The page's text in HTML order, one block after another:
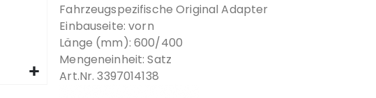
Fahrzeugspezifische Original Adapter
Einbauseite: vorn
Länge (mm): 600/400
Mengeneinheit: Satz
Art.Nr. 3397014138